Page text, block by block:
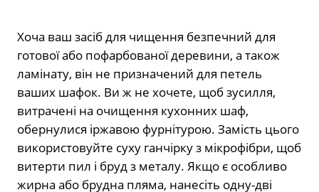
Хоча ваш засіб для чищення безпечний для
готової або пофарбованої деревини, а також
ламінату, він не призначений для петель
ваших шафок. Ви ж не хочете, щоб зусилля,
витрачені на очищення кухонних шаф,
обернулися іржавою фурнітурою. Замість цього
використовуйте суху ганчірку з мікрофібри, щоб
витерти пил і бруд з металу. Якщо є особливо
жирна або брудна пляма, нанесіть одну-дві